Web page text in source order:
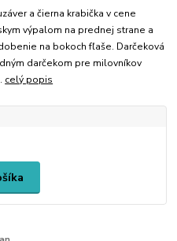
a čierna krabička v cene
výpalom na prednej strane a
na bokoch fľaše. Darčeková
darčekom pre milovníkov
celý popis